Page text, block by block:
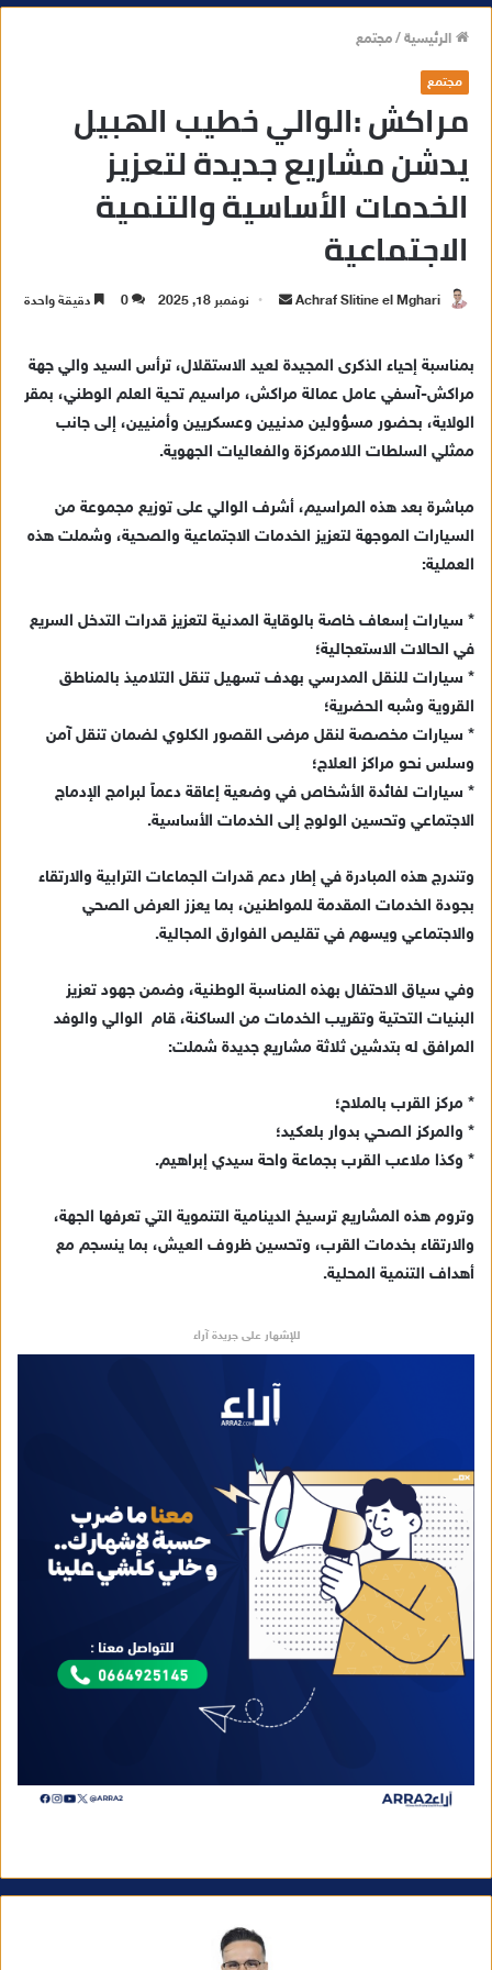
الرئيسية/مجتمع
مجتمع
مراكش :الوالي خطيب الهبيل
يدشن مشاريع جديدة لتعزيز
الخدمات الأساسية والتنمية
الاجتماعية
Achraf Slitine el Mghari
ر
ي
ا
إ
ت
و
نوفمبر 18, 2025 0 دقيقة واحدة
بمناسبة إحياء الذكرى المجيدة لعيد الاستقلال، ترأس السيد والي جهة
مراكش-آسفي عامل عمالة مراكش، مراسيم تحية العلم الوطني، بمقر
الولاية، بحضور مسؤولين مدنيين وعسكريين وأمنيين، إلى جانب
ممثلي السلطات اللاممركزة والفعاليات الجهوية.
مباشرة بعد هذه المراسيم، أشرف الوالي على توزيع مجموعة من
السيارات الموجهة لتعزيز الخدمات الاجتماعية والصحية، وشملت هذه
العملية:
* سيارات إسعاف خاصة بالوقاية المدنية لتعزيز قدرات التدخل السريع
في الحالات الاستعجالية؛
* سيارات للنقل المدرسي بهدف تسهيل تنقل التلاميذ بالمناطق
القروية وشبه الحضرية؛
* سيارات مخصصة لنقل مرضى القصور الكلوي لضمان تنقل آمن
وسلس نحو مراكز العلاج؛
* سيارات لفائدة الأشخاص في وضعية إعاقة دعماً لبرامج الإدماج
الاجتماعي وتحسين الولوج إلى الخدمات الأساسية.
وتندرج هذه المبادرة في إطار دعم قدرات الجماعات الترابية والارتقاء
بجودة الخدمات المقدمة للمواطنين، بما يعزز العرض الصحي
والاجتماعي ويسهم في تقليص الفوارق المجالية.
وفي سياق الاحتفال بهذه المناسبة الوطنية، وضمن جهود تعزيز
البنيات التحتية وتقريب الخدمات من الساكنة، قام الوالي والوفد
المرافق له بتدشين ثلاثة مشاريع جديدة شملت:
* مركز القرب بالملاح؛
* والمركز الصحي بدوار بلعكيد؛
* وكذا ملاعب القرب بجماعة واحة سيدي إبراهيم.
وتروم هذه المشاريع ترسيخ الدينامية التنموية التي تعرفها الجهة،
والارتقاء بخدمات القرب، وتحسين ظروف العيش، بما ينسجم مع
أهداف التنمية المحلية.
للإشهار على جريدة آراء